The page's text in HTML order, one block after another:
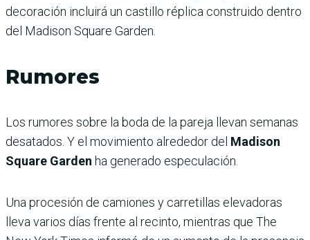
decoración incluirá un castillo réplica construido dentro
del Madison Square Garden.
Rumores
Los rumores sobre la boda de la pareja llevan semanas
desatados. Y el movimiento alrededor del Madison
Square Garden ha generado especulación.
Una procesión de camiones y carretillas elevadoras
lleva varios días frente al recinto, mientras que The